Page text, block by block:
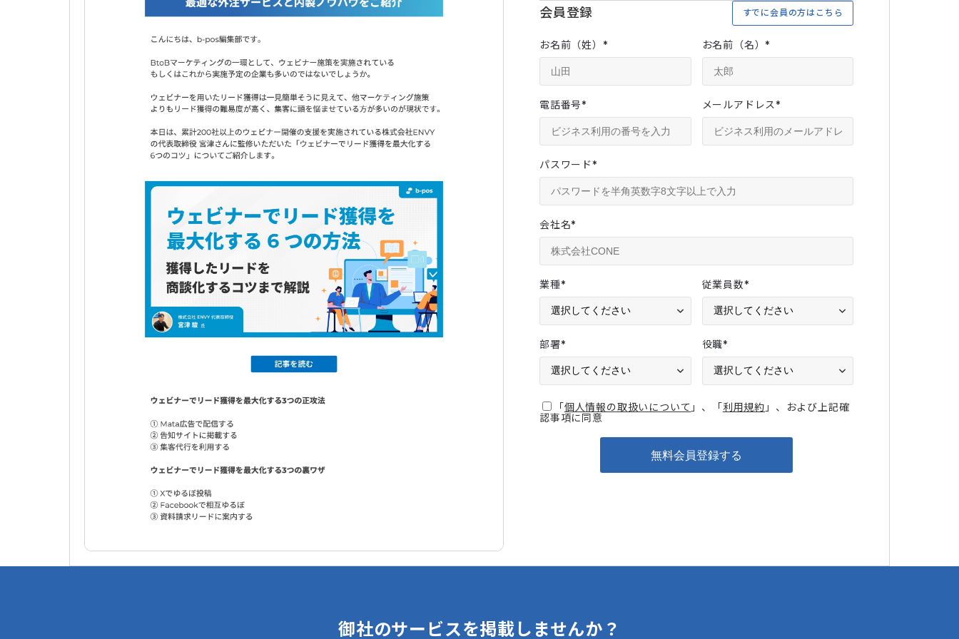
会員登録 すでに会員の方はこちら
お名前（姓） * お名前（名）*
電話番号* メールアドレス*
パスワード*
会社名*
業種* 従業員数*
部署* 役職*
「個人情報の取扱いについて 」、「利用規約 」、および上記確
認事項に同意
御社のサービスを掲載しませんか？